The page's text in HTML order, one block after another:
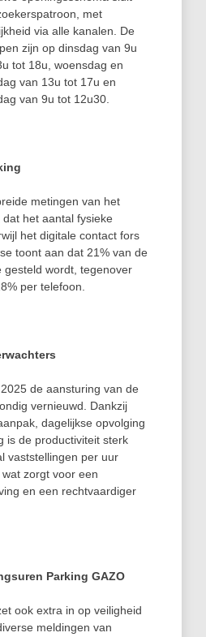
met
via alle kanalen. De
zijn op dinsdag van 9u
tot 18u, woensdag en
van 13u tot 17u en
van 9u tot 12u30.
metingen van het
het aantal fysieke
het digitale contact fors
toont aan dat 21% van de
gesteld wordt, tegenover
per telefoon.
de aansturing van de
vernieuwd. Dankzij
dagelijkse opvolging
is de productiviteit sterk
vaststellingen per uur
zorgt voor een
en een rechtvaardiger
Parking GAZO
ook extra in op veiligheid
meldingen van